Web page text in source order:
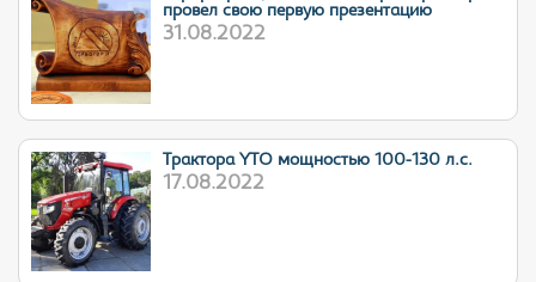
провел свою первую презентацию
31.08.2022
Трактора YTO мощностью 100-130 л.с.
17.08.2022